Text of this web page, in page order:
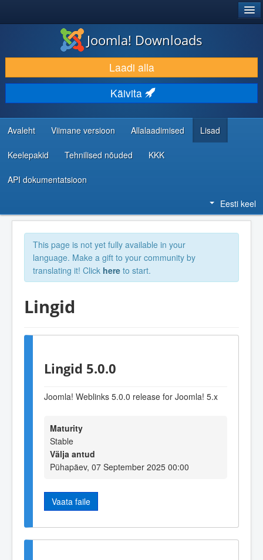
LAADI ALLA JA LAIENDA
AVASTA JA ÕPI
KOGUKOND JA KASUTAJATUGI
RESSURSID ARENDAJATELE
Joomla! Downloads
Laadi alla
Käivita
Avaleht Viimane versioon Allalaadimised Lisad
Keelepakid Tehnilised nõuded KKK
API dokumentatsioon
Eesti keel
This page is not yet fully available in your
language. Make a gift to your community by
translating it! Click here to start.
Lingid
Lingid 5.0.0
Joomla! Weblinks 5.0.0 release for Joomla! 5.x
Maturity
Stable
Välja antud
Pühapäev, 07 September 2025 00:00
Vaata faile